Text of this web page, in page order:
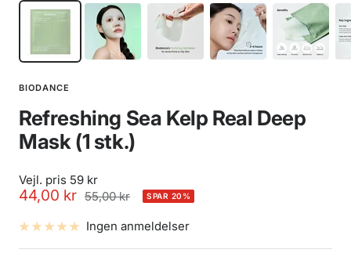
BIODANCE
Refreshing Sea Kelp Real Deep
Mask (1 stk.)
Vejl. pris 59 kr
Udsalgspris
44,00 kr Normalpris
55,00 kr SPAR 20%
Ingen anmeldelser